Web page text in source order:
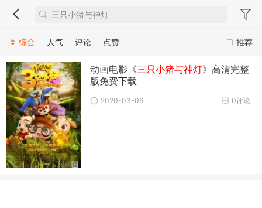
推荐
综合 人气 评论 点赞
动画电影《三只小猪与神灯》高清完整
版免费下载
0评论
2020-03-06